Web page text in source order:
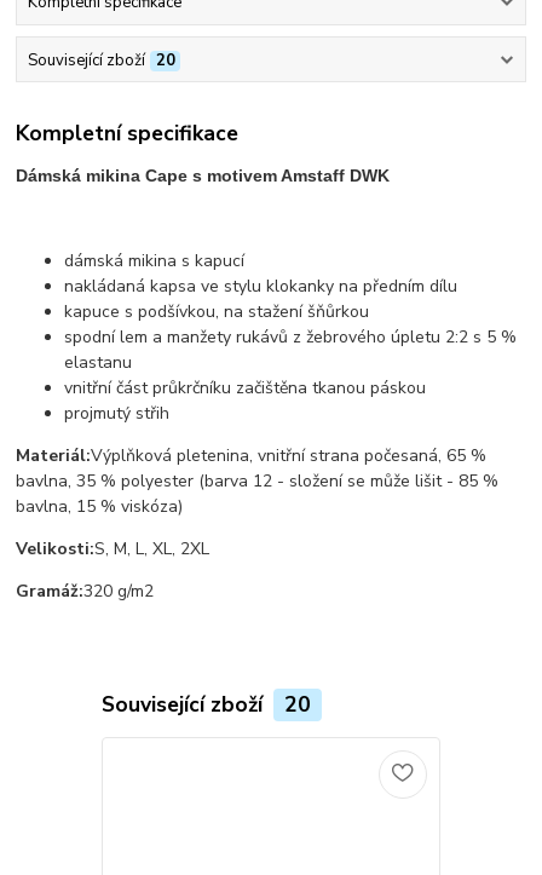
Související zboží 20
Kompletní specifikace
Dámská mikina Cape s motivem Amstaff DWK
dámská mikina s kapucí
nakládaná kapsa ve stylu klokanky na předním dílu
kapuce s podšívkou, na stažení šňůrkou
spodní lem a manžety rukávů z žebrového úpletu 2:2 s 5 %
elastanu
vnitřní část průkrčníku začištěna tkanou páskou
projmutý střih
Materiál:Výplňková pletenina, vnitřní strana počesaná, 65 %
bavlna, 35 % polyester (barva 12 - složení se může lišit - 85 %
bavlna, 15 % viskóza)
Velikosti:S, M, L, XL, 2XL
Gramáž:320 g/m2
Související zboží 20